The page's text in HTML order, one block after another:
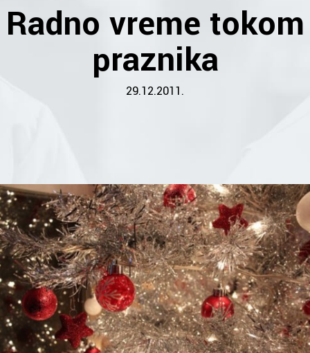
Radno vreme tokom
praznika
29.12.2011.